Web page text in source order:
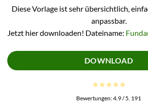
Diese Vorlage ist sehr übersichtlich,
anpassbar.
Jetzt hier downloaden! Dateiname:
DOWNLOAD
Bewertungen:4.9/ 5. 191